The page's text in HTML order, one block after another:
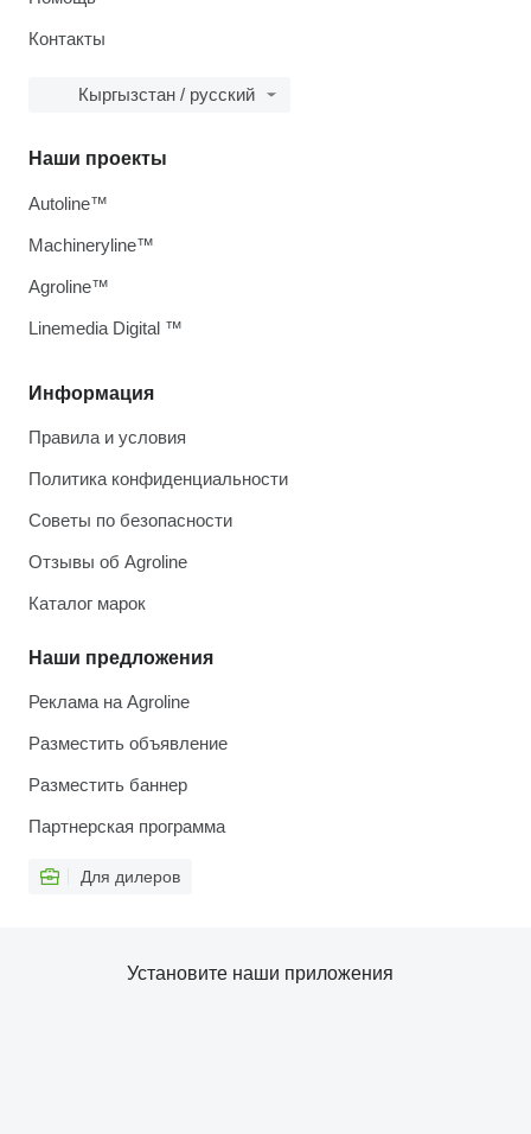
Контакты
Кыргызстан / русский
Информация
Правила и условия
Политика конфиденциальности
Советы по безопасности
Отзывы об Agroline
Каталог марок
Наши предложения
Реклама на Agroline
Разместить объявление
Разместить баннер
Партнерская программа
Для дилеров
Наши проекты
Autoline™
Machineryline™
Agroline™
Linemedia Digital ™
Установите наши приложения